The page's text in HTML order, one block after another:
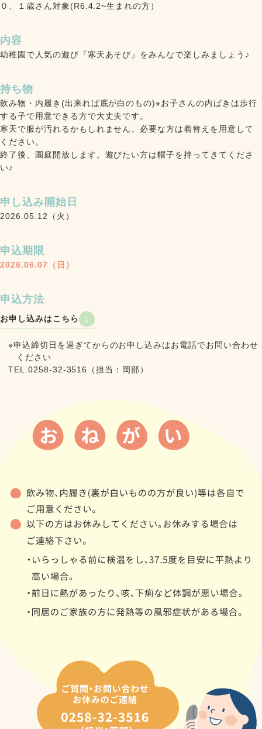
０、１歳さん対象(R6.4.2~生まれの方）
内容
幼稚園で人気の遊び『寒天あそび』をみんなで楽しみましょう♪
持ち物
飲み物・内履き(出来れば底が白のもの)※お子さんの内ばきは歩行
する子で用意できる方で大丈夫です。
寒天で服が汚れるかもしれません。必要な方は着替えを用意して
ください。
終了後、園庭開放します。遊びたい方は帽子を持ってきてくださ
い♪
申し込み開始日
2026.05.12（火）
申込期限
2026.06.07（日）
申込方法
お申し込みはこちら
※申込締切日を過ぎてからのお申し込みはお電話でお問い合わせ
ください
TEL.0258-32-3516（担当：岡部）